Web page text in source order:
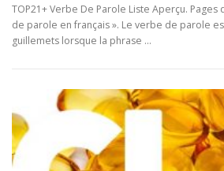
TOP21+ Verbe De Parole Liste Aperçu.
de parole en français ». Le verbe de parole
guillemets lorsque la phrase …